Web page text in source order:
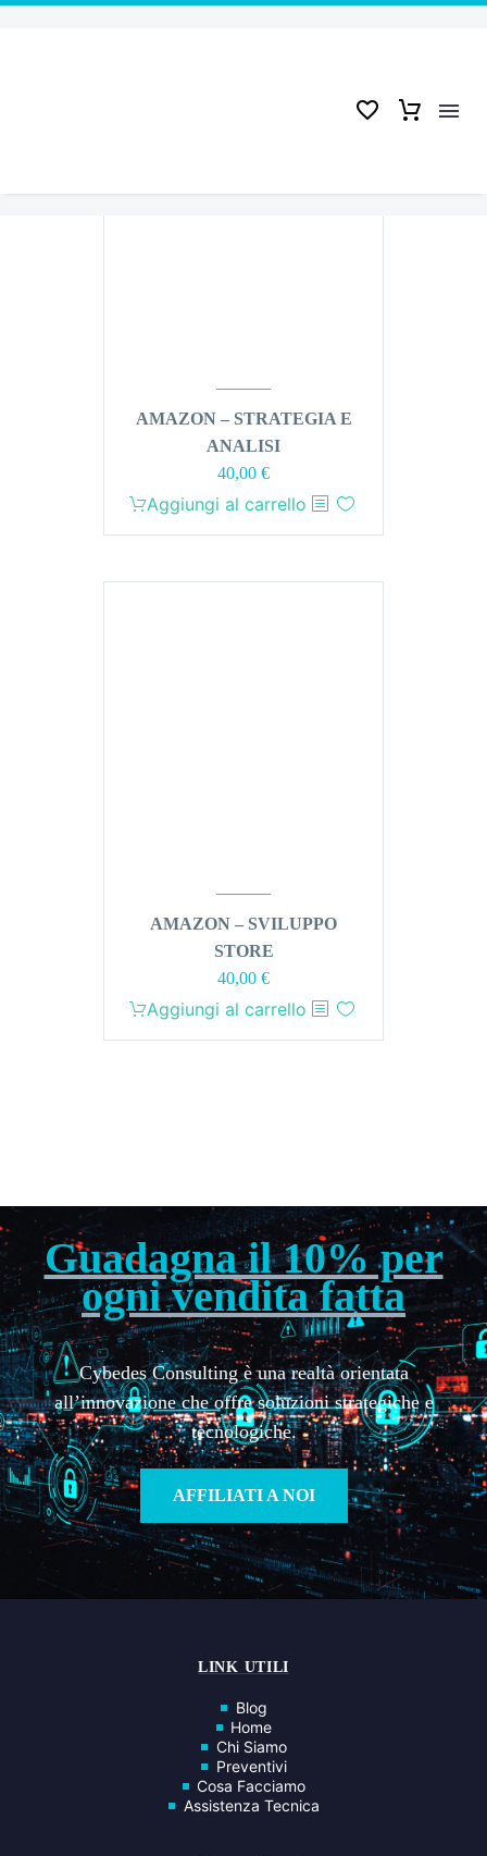
AMAZON – STRATEGIA E
ANALISI
40,00 €
Aggiungi al carrello
AMAZON – SVILUPPO
STORE
40,00 €
Aggiungi al carrello
Guadagna il 10% per
ogni vendita fatta
Cybedes Consulting è una realtà orientata
all’innovazione che offre soluzioni strategiche e
tecnologiche.
AFFILIATI A NOI
LINK UTILI
Blog
Home
Chi Siamo
Preventivi
Cosa Facciamo
Assistenza Tecnica